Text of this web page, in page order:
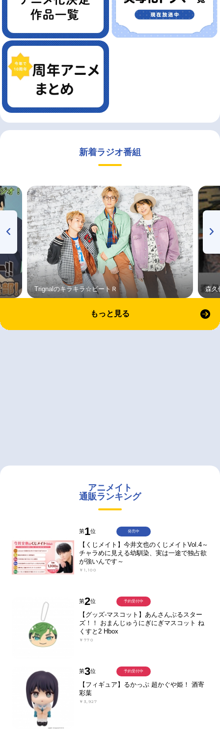
新着ラジオ番組
Trignalのキラキラ☆ビートＲ 森久
もっと見る
アニメイト
通販ランキング
第1位
【くじメイト】今井文也のくじメイトVol.4～
チャラめに見える幼馴染、実は一途で独占欲
が強いんです～
￥1,100
発売中
第2位
【グッズ-マスコット】あんさんぶるスター
ズ！！ おまんじゅうにぎにぎマスコット ね
くすと2 Hbox
￥770
予約受付中
第3位
【フィギュア】るかっぷ 超かぐや姫！ 酒寄
彩葉
￥3,927
予約受付中